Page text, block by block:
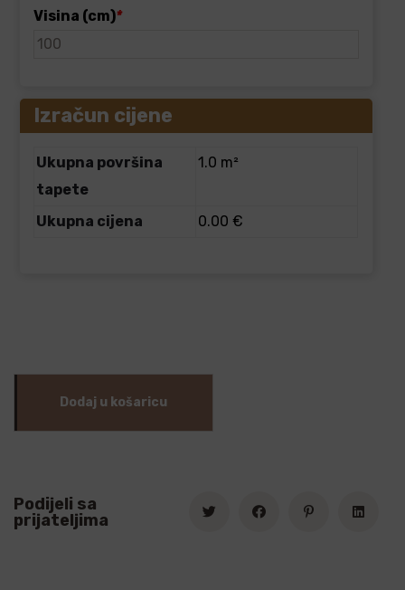
Visina (cm)*
Izračun cijene
Ukupna površina
tapete
1.0 m²
Ukupna cijena 0.00 €
Dodaj u košaricu
Podijeli sa
prijateljima